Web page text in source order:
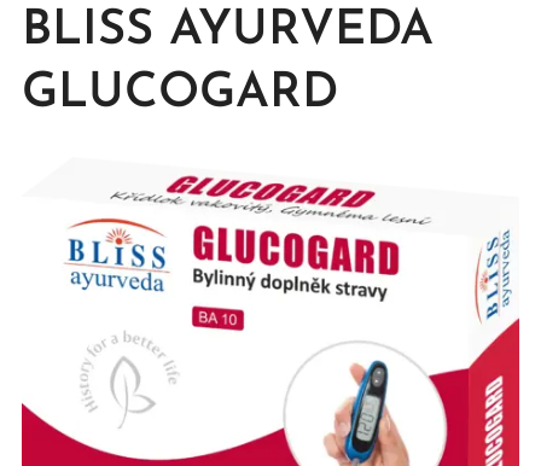
BLISS AYURVEDA
GLUCOGARD